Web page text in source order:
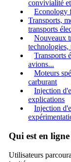
convivialité
Econology
Transports,
transports
Nouveaux
technologies,
Transports
avions...
Moteurs
carburant
Injection
explications
Injection
Qui est en ligne
Utilisateurs